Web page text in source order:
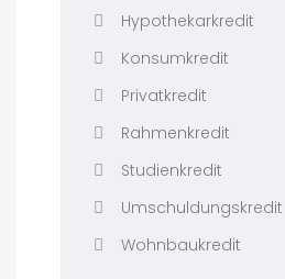
Hypothekarkredit
Konsumkredit
Privatkredit
Rahmenkredit
Studienkredit
Umschuldungskredit
Wohnbaukredit